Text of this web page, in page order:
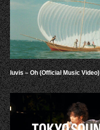
luvis – Oh (Official Music Video)